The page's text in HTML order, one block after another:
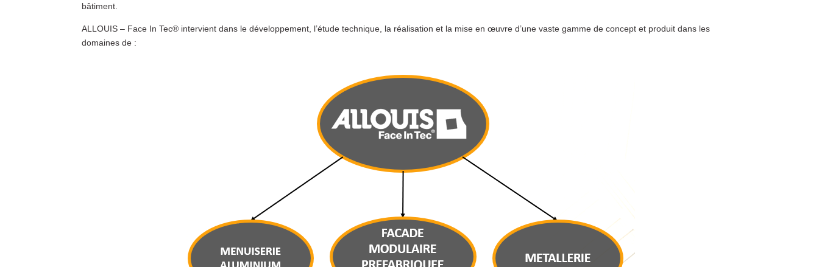
bâtiment.
ALLOUIS – Face In Tec® intervient dans le développement, l’étude technique, la réalisation et la mise en œuvre d’une vaste gamme de concept et produit dans les
domaines de :